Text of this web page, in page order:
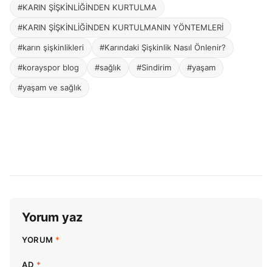
#KARIN ŞİŞKİNLİĞİNDEN KURTULMA
#KARIN ŞİŞKİNLİĞİNDEN KURTULMANIN YÖNTEMLERİ
#karın şişkinlikleri #Karındaki Şişkinlik Nasıl Önlenir?
#korayspor blog #sağlık #Sindirim #yaşam
#yaşam ve sağlık
Yorum yaz
YORUM *
AD *